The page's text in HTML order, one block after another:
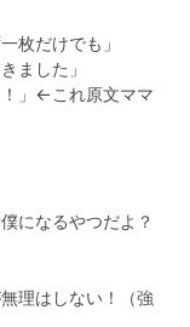
枚だけでも」
ました」
！」←これ原文ママ
になるやつだよ？
理はしない！（強